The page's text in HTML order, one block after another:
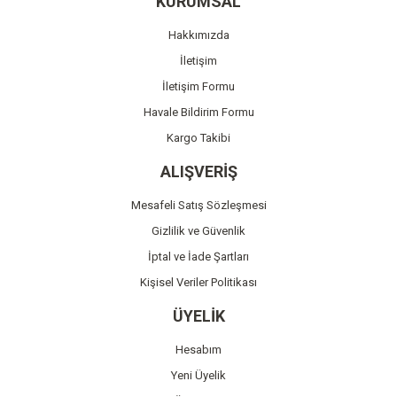
Ürün bilgilerinde hatalar bulunuyor.
Ürün fiyatı diğer sitelerden daha pahalı.
Bu ürüne benzer farklı alternatifler olmalı.
Gönder
Hakkımızda
İletişim
İletişim Formu
Havale Bildirim Formu
Kargo Takibi
ALIŞVERİŞ
Mesafeli Satış Sözleşmesi
Gizlilik ve Güvenlik
İptal ve İade Şartları
Kişisel Veriler Politikası
ÜYELİK
Hesabım
Yeni Üyelik